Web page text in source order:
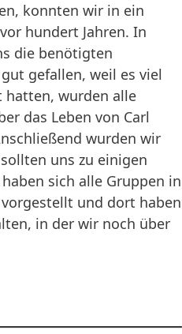
konnten wir in ein
hundert Jahren. In
die benötigten
gefallen, weil es viel
hatten, wurden alle
das Leben von Carl
wurden wir
uns zu einigen
sich alle Gruppen in
und dort haben
in der wir noch über